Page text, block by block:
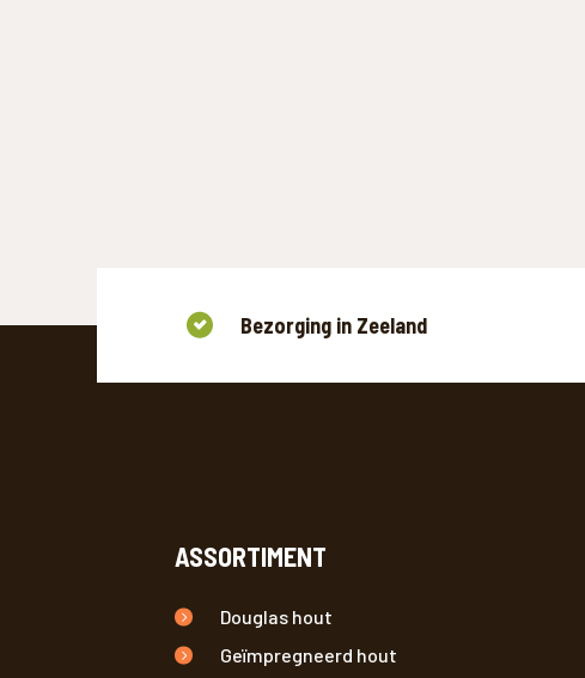
Bezorging in Zeeland
ASSORTIMENT
Douglas hout
Geïmpregneerd hout